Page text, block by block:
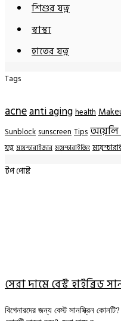
শিশুর যত্ন
স্বাস্থ্য
হাতের যত্ন
Tags
acneanti aging health
Sunblock sunscreen Tips অয়েলি
যত্ন ময়েশ্চারাইজার ময়েশ্চারাইজিং
টপ পোষ্ট
সেরা দামে বেস্ট হাইব্রিড
বিগেনারদের জন্য বেস্ট সানস্ক্রিন